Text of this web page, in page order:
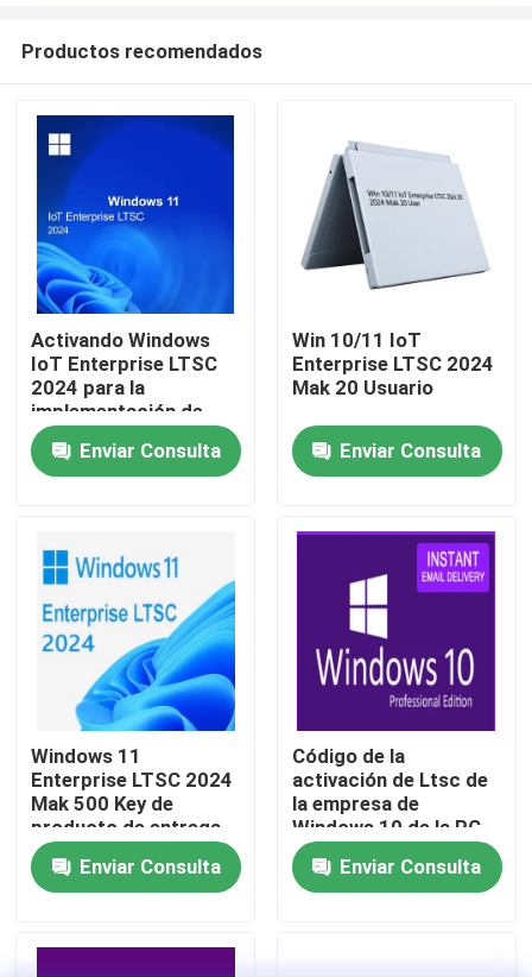
En casa
Productos
Los vídeos
Control de calidad
Contacta con nosotros
Noticias
Solicitar una cita
Compra de la llave de Office 2024
Productos recomendados
Activando Windows
IoT Enterprise LTSC
2024 para la
implementación de
hardware comercial e
industrialEnviar Consulta
Win 10/11 IoT
Enterprise LTSC 2024
Mak 20 Usuario
Enviar Consulta
Windows 11
Enterprise LTSC 2024
Mak 500 Key de
producto de entrega
rápida para el usuario
Enviar Consulta
Código de la
activación de Ltsc de
la empresa de
Windows 10 de la PC
32GB 20, código multi
de Windows 10 de la
activación de la lengua
Enviar Consulta